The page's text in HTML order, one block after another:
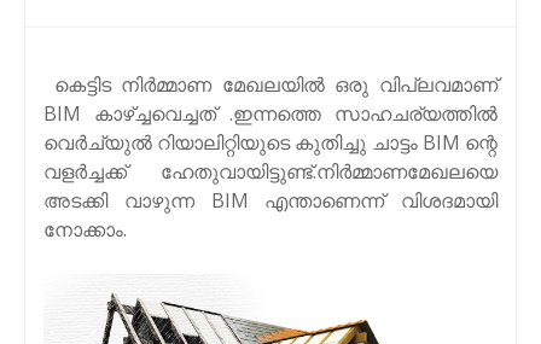
കെട്ടിട നിർമ്മാണ മേഖലയിൽ ഒരു വിപ്ലവമാണ്
BIM കാഴ്ച്ചവെച്ചത് .ഇന്നത്തെ സാഹചര്യത്തിൽ
വെർച്യുൽ റിയാലിറ്റിയുടെ കുതിച്ചു ചാട്ടം BIM ന്റെ
വളർച്ചക്ക് ഹേതുവായിട്ടുണ്ട്.നിർമ്മാണമേഖലയെ
അടക്കി വാഴുന്ന BIM എന്താണെന്ന് വിശദമായി
നോക്കാം.